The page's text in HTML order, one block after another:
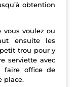
obtention
voulez ou
ensuite les
trou pour y
serviette avec
faire office de
place.